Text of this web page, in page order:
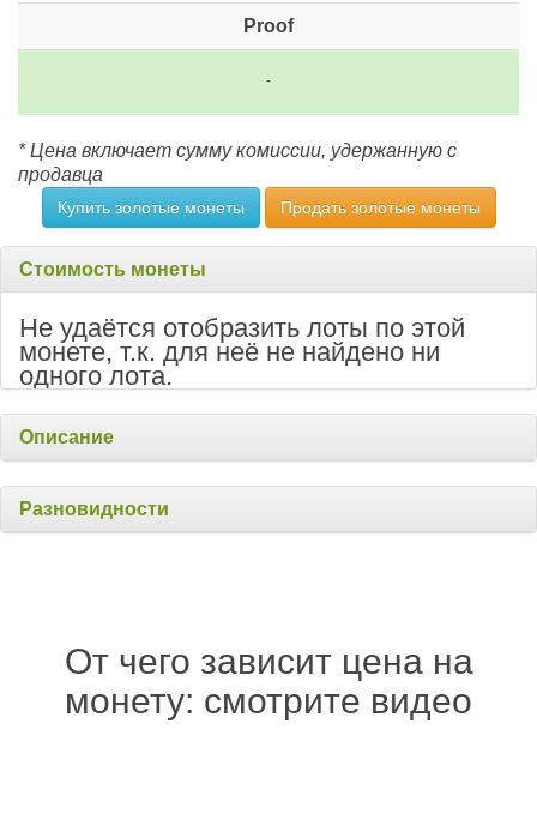
Proof
-
* Цена включает сумму комиссии, удержанную с
продавца
Купить золотые монеты Продать золотые монеты
Стоимость монеты
Не удаётся отобразить лоты по этой
монете, т.к. для неё не найдено ни
одного лота.
Описание
Разновидности
От чего зависит цена на
монету: смотрите видео